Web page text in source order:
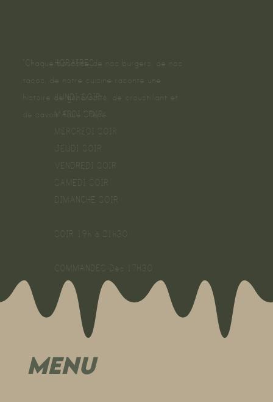
"Chaque bouchée de nos burgers, de nos
tacos, de notre cuisine raconte une
histoire de générosité, de croustillant et
de savoir-faire." Pépé
HORAIRES :
LUNDI SOIR
MARDI SOIR
MERCREDI SOIR
JEUDI SOIR
VENDREDI SOIR
SAMEDI SOIR
DIMANCHE SOIR
SOIR 19h à 21h30
COMMANDES Dès 17H30
MENU